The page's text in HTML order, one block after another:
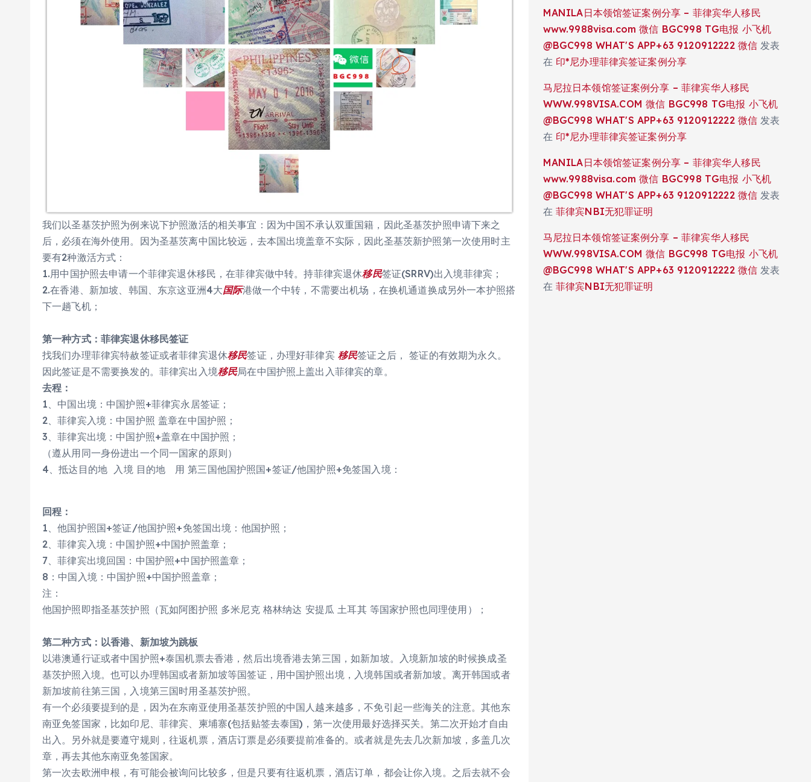
我们以圣基茨护照为例来说下护照激活的相关事宜：因为中国不承认双重国籍，因此圣基茨护照申请下来之
后，必须在海外使用。因为圣基茨离中国比较远，去本国出境盖章不实际，因此圣基茨新护照第一次使用时主
要有2种激活方式：
1.用中国护照去申请一个菲律宾退休移民，在菲律宾做中转。持菲律宾退休移民签证(SRRV)出入境菲律宾；
2.在香港、新加坡、韩国、东京这亚洲4大国际港做一个中转，不需要出机场，在换机通道换成另外一本护照搭
下一趟飞机；
第一种方式：菲律宾退休移民签证
找我们办理菲律宾特赦签证或者菲律宾退休移民签证，办理好菲律宾 移民签证之后， 签证的有效期为永久。
因此签证是不需要换发的。菲律宾出入境移民局在中国护照上盖出入菲律宾的章。
去程：
1、中国出境：中国护照+菲律宾永居签证；
2、菲律宾入境：中国护照 盖章在中国护照；
3、菲律宾出境：中国护照+盖章在中国护照；
（遵从用同一身份进出一个同一国家的原则）
4、抵达目的地 入境 目的地 用 第三国他国护照国+签证/他国护照+免签国入境：
回程：
1、他国护照国+签证/他国护照+免签国出境：他国护照；
2、菲律宾入境：中国护照+中国护照盖章；
7、菲律宾出境回国：中国护照+中国护照盖章；
8：中国入境：中国护照+中国护照盖章；
注：
他国护照即指圣基茨护照（瓦如阿图护照 多米尼克 格林纳达 安提瓜 土耳其 等国家护照也同理使用）；
第二种方式：以香港、新加坡为跳板
以港澳通行证或者中国护照+泰国机票去香港，然后出境香港去第三国，如新加坡。入境新加坡的时候换成圣
基茨护照入境。也可以办理韩国或者新加坡等国签证，用中国护照出境，入境韩国或者新加坡。离开韩国或者
新加坡前往第三国，入境第三国时用圣基茨护照。
有一个必须要提到的是，因为在东南亚使用圣基茨护照的中国人越来越多，不免引起一些海关的注意。其他东
南亚免签国家，比如印尼、菲律宾、柬埔寨(包括贴签去泰国)，第一次使用最好选择买关。第二次开始才自由
出入。另外就是要遵守规则，往返机票，酒店订票是必须要提前准备的。或者就是先去几次新加坡，多盖几次
章，再去其他东南亚免签国家。
第一次去欧洲申根，有可能会被询问比较多，但是只要有往返机票，酒店订单，都会让你入境。之后去就不会
MANILA日本领馆签证案例分享 – 菲律宾华人移民
www.9988visa.com 微信 BGC998 TG电报 小飞机
@BGC998 WHAT'S APP+63 9120912222 微信 发表
在 印*尼办理菲律宾签证案例分享
马尼拉日本领馆签证案例分享 – 菲律宾华人移民
WWW.998VISA.COM 微信 BGC998 TG电报 小飞机
@BGC998 WHAT'S APP+63 9120912222 微信 发表
在 印*尼办理菲律宾签证案例分享
MANILA日本领馆签证案例分享 – 菲律宾华人移民
www.9988visa.com 微信 BGC998 TG电报 小飞机
@BGC998 WHAT'S APP+63 9120912222 微信 发表
在 菲律宾NBI无犯罪证明
马尼拉日本领馆签证案例分享 – 菲律宾华人移民
WWW.998VISA.COM 微信 BGC998 TG电报 小飞机
@BGC998 WHAT'S APP+63 9120912222 微信 发表
在 菲律宾NBI无犯罪证明